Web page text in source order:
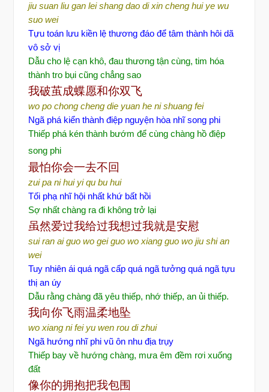
jiu suan liu gan lei shang dao di xin cheng hui ye wu
suo wei
Tựu toán lưu kiền lệ thương đáo để tâm thành hôi dã
vô sở vị
Dẫu cho lệ cạn khô, đau thương tận cùng, tim hóa
thành tro bụi cũng chẳng sao
我破茧成蝶愿和你双飞
wo po chong cheng die yuan he ni shuang fei
Ngã phá kiển thành điệp nguyện hòa nhĩ song phi
Thiếp phá kén thành bướm để cùng chàng hồ điệp
song phi
最怕你会一去不回
zui pa ni hui yi qu bu hui
Tối phạ nhĩ hội nhất khứ bất hồi
Sợ nhất chàng ra đi không trở lại
虽然爱过我给过我想过我就是安慰
sui ran ai guo wo gei guo wo xiang guo wo jiu shi an
wei
Tuy nhiên ái quá ngã cấp quá ngã tưởng quá ngã tựu
thị an úy
Dẫu rằng chàng đã yêu thiếp, nhớ thiếp, an ủi thiếp.
我向你飞雨温柔地坠
wo xiang ni fei yu wen rou di zhui
Ngã hướng nhĩ phi vũ ôn nhu địa trụy
Thiếp bay về hướng chàng, mưa êm đềm rơi xuống
đất
像你的拥抱把我包围